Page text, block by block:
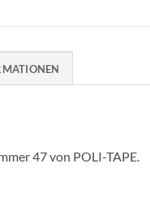
47 von POLI-TAPE.